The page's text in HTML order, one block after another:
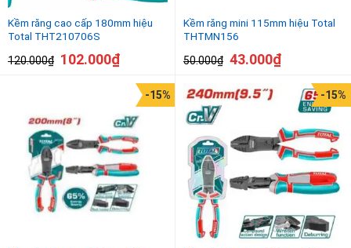
Kềm răng cao cấp 180mm hiệu
Total THT210706S
120.000₫ 102.000₫
Kềm răng mini 115mm hiệu Total
THTMN156
50.000₫ 43.000₫
-15% -15%